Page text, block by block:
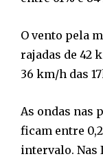
O vento pela
rajadas de 42
36 km/h das
As ondas nas
ficam entre
intervalo. Nas